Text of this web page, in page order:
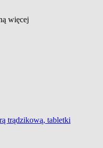
więcej
trądzikową, tabletki